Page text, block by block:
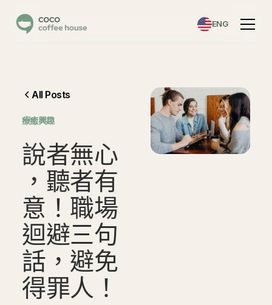
ENG
All Posts
⁠療癒興趣
說者無心
， 聽者有
意 ！ 職場
迴避三句
話 ， 避免
得罪人 ！